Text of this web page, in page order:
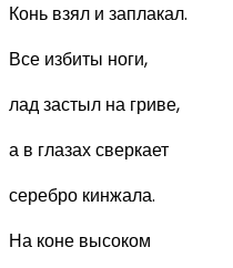
Конь взял и заплакал.
Все избиты ноги,
лад застыл на гриве,
а в глазах сверкает
серебро кинжала.
На коне высоком